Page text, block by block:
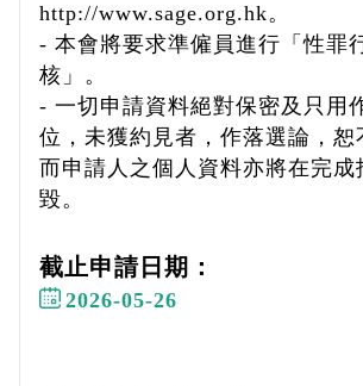
http://www.sage.org.hk。
- 本會將要求準僱員進行「性罪
核」。
- 一切申請資料絕對保密及只用
位，未獲約見者，作落選論，恕
而申請人之個人資料亦將在完成
毀。
截止申請日期：
2026-05-26